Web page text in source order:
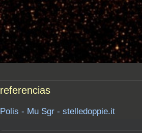
referencias
Polis - Mu Sgr - stelledoppie.it